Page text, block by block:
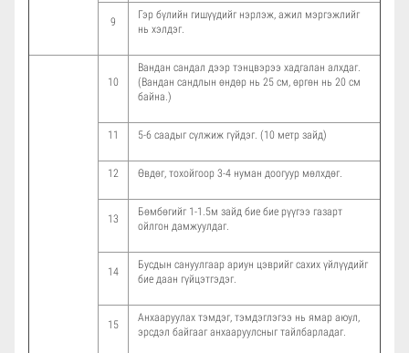
9
Гэр бүлийн гишүүдийг нэрлэж, ажил мэргэжлийг
нь хэлдэг.
10
Вандан сандал дээр тэнцвэрээ хадгалан алхдаг.
(Вандан сандлын өндөр нь 25 см, өргөн нь 20 см
байна.)
11 5-6 саадыг сүлжиж гүйдэг. (10 метр зайд)
12 Өвдөг, тохойгоор 3-4 нуман доогуур мөлхдөг.
13
Бөмбөгийг 1-1.5м зайд бие бие рүүгээ газарт
ойлгон дамжуулдаг.
14
Бусдын сануулгаар ариун цэврийг сахих үйлүүдийг
бие даан гүйцэтгэдэг.
15
Анхааруулах тэмдэг, тэмдэглэгээ нь ямар аюул,
эрсдэл байгааг анхааруулсныг тайлбарладаг.